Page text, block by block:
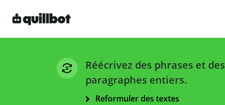
Réécrivez des phrases et des
paragraphes entiers.
Reformuler des textes